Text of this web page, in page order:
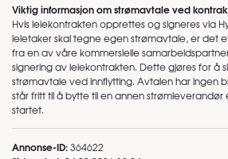
Viktig informasjon om strømavtale ved
Hvis leiekontrakten opprettes og signeres via
leietaker skal tegne egen strømavtale, er det
fra en av våre kommersielle
signering av leiekontrakten. Dette gjøres for å
strømavtale ved innflytting. Avtalen har ingen
står fritt til å bytte til en annen
startet.
Annonse-ID:364622